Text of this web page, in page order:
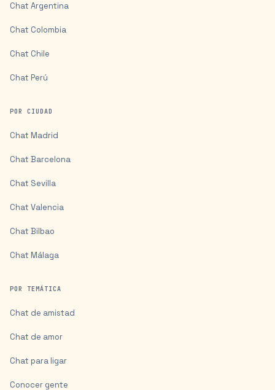
Chat Argentina
Chat Colombia
Chat Chile
Chat Perú
POR CIUDAD
Chat Madrid
Chat Barcelona
Chat Sevilla
Chat Valencia
Chat Bilbao
Chat Málaga
POR TEMÁTICA
Chat de amistad
Chat de amor
Chat para ligar
Conocer gente